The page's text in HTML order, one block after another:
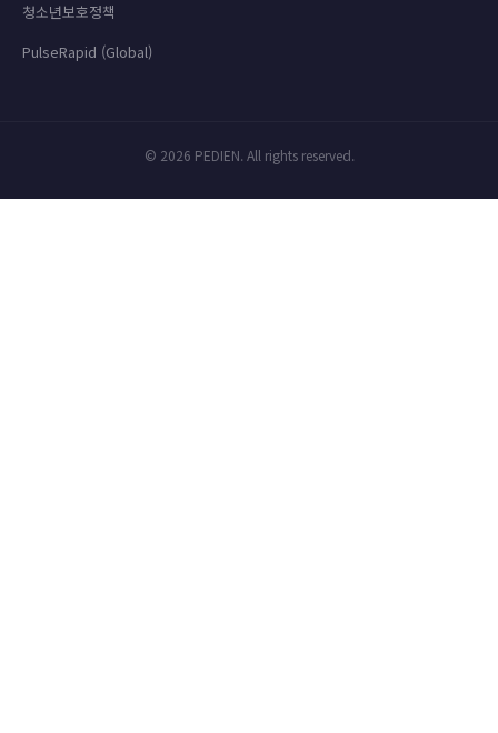
청소년보호정책
PulseRapid (Global)
© 2026 PEDIEN. All rights reserved.